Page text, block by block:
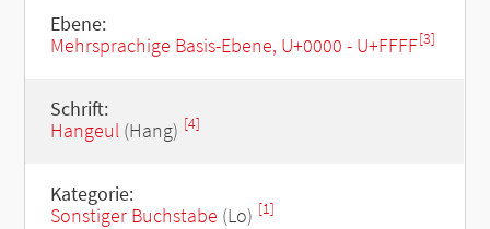
Ebene:
Mehrsprachige Basis-Ebene, U+0000 - U+FFFF[3]
Schrift:
Hangeul(Hang) [4]
Kategorie:
Sonstiger Buchstabe (Lo) [1]